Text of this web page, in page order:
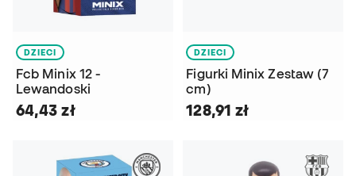
DZIECI
Fcb Minix 12 -
Lewandoski
64,43 zł
DZIECI
Figurki Minix Zestaw (7
cm)
128,91 zł